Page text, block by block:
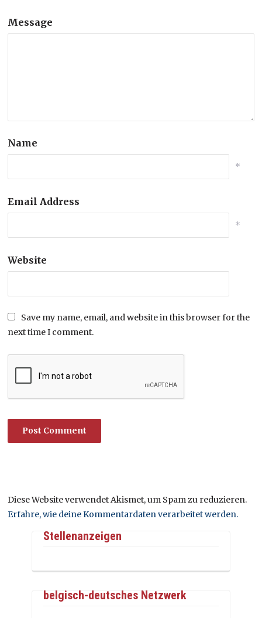
Message
Name
*
Email Address
*
Website
Save my name, email, and website in this browser for the
next time I comment.
Diese Website verwendet Akismet, um Spam zu reduzieren.
Erfahre, wie deine Kommentardaten verarbeitet werden.
Stellenanzeigen
belgisch-deutsches Netzwerk